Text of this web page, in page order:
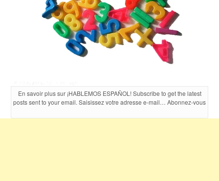
En savoir plus sur ¡HABLEMOS ESPAÑOL! Subscribe to get the latest
posts sent to your email. Saisissez votre adresse e-mail… Abonnez-vous